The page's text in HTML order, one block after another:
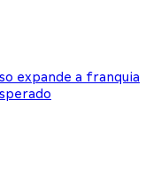
expande a franquia